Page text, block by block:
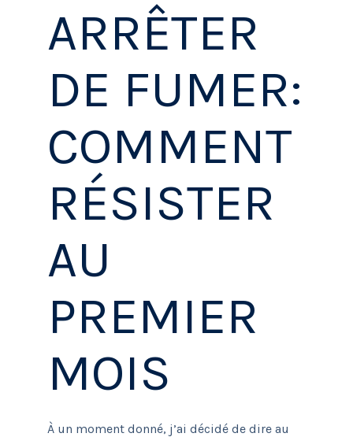
ARRÊTER
DE FUMER:
COMMENT
RÉSISTER
AU
PREMIER
MOIS
À un moment donné, j’ai décidé de dire au